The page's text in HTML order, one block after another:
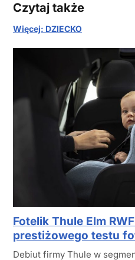
Czytaj także
Więcej: DZIECKO
Fotelik Thule Elm
prestiżowego testu
Debiut firmy Thule w